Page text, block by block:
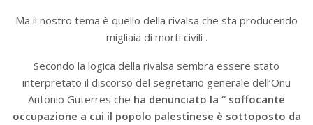
Ma il nostro tema è quello della rivalsa che sta producendo
migliaia di morti civili .
Secondo la logica della rivalsa sembra essere stato
interpretato il discorso del segretario generale dell’Onu
Antonio Guterres che ha denunciato la “ soffocante
occupazione a cui il popolo palestinese è sottoposto da